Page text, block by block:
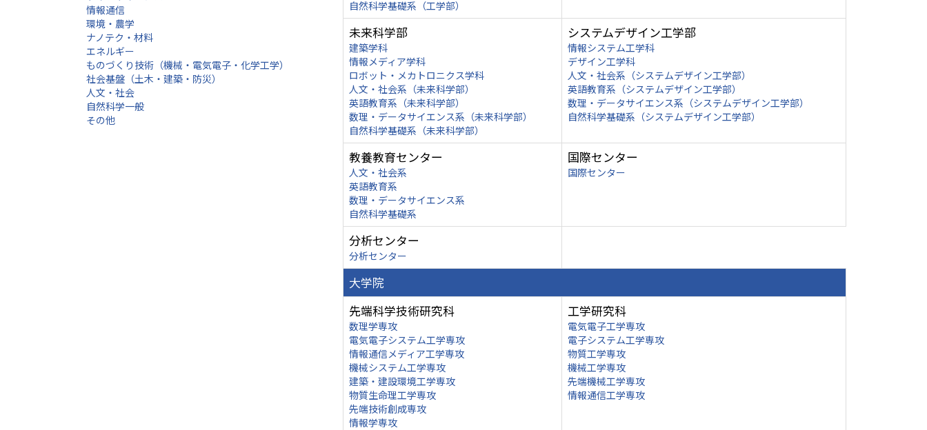
情報通信
環境・農学
ナノテク・材料
エネルギー
ものづくり技術（機械・電気電子・化学工学）
社会基盤（土木・建築・防災）
人文・社会
自然科学一般
その他
自然科学基礎系（工学部）
未来科学部
建築学科
情報メディア学科
ロボット・メカトロニクス学科
人文・社会系（未来科学部）
英語教育系（未来科学部）
数理・データサイエンス系（未来科学部）
自然科学基礎系（未来科学部）
システムデザイン工学部
情報システム工学科
デザイン工学科
人文・社会系（システムデザイン工学部）
英語教育系（システムデザイン工学部）
数理・データサイエンス系（システムデザイン工学部）
自然科学基礎系（システムデザイン工学部）
教養教育センター
人文・社会系
英語教育系
数理・データサイエンス系
自然科学基礎系
国際センター
国際センター
分析センター
分析センター
大学院
先端科学技術研究科
数理学専攻
電気電子システム工学専攻
情報通信メディア工学専攻
機械システム工学専攻
建築・建設環境工学専攻
物質生命理工学専攻
先端技術創成専攻
情報学専攻
工学研究科
電気電子工学専攻
電子システム工学専攻
物質工学専攻
機械工学専攻
先端機械工学専攻
情報通信工学専攻